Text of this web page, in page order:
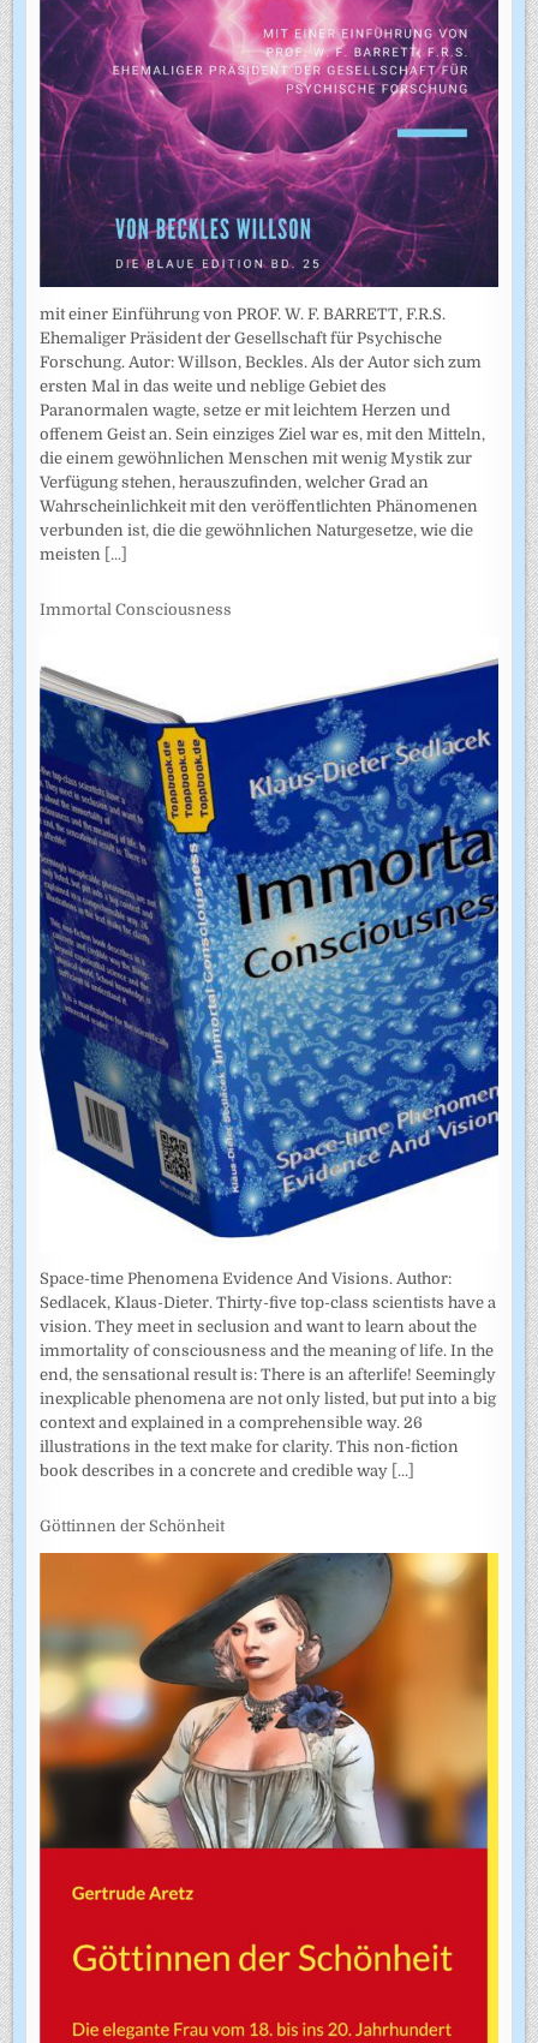
mit einer Einführung von PROF. W. F. BARRETT, F.R.S.
Ehemaliger Präsident der Gesellschaft für Psychische
Forschung. Autor: Willson, Beckles. Als der Autor sich zum
ersten Mal in das weite und neblige Gebiet des
Paranormalen wagte, setze er mit leichtem Herzen und
offenem Geist an. Sein einziges Ziel war es, mit den Mitteln,
die einem gewöhnlichen Menschen mit wenig Mystik zur
Verfügung stehen, herauszufinden, welcher Grad an
Wahrscheinlichkeit mit den veröffentlichten Phänomenen
verbunden ist, die die gewöhnlichen Naturgesetze, wie die
meisten [...]
Immortal Consciousness
Space-time Phenomena Evidence And Visions. Author:
Sedlacek, Klaus-Dieter. Thirty-five top-class scientists have a
vision. They meet in seclusion and want to learn about the
immortality of consciousness and the meaning of life. In the
end, the sensational result is: There is an afterlife! Seemingly
inexplicable phenomena are not only listed, but put into a big
context and explained in a comprehensible way. 26
illustrations in the text make for clarity. This non-fiction
book describes in a concrete and credible way [...]
Göttinnen der Schönheit